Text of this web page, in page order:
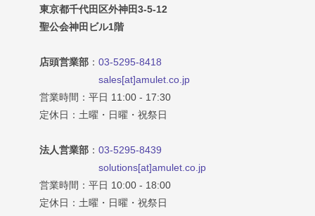
東京都千代田区外神田3-5-12
聖公会神田ビル1階
店頭営業部 ： 03-5295-8418
sales[at]amulet.co.jp
営業時間：平日 11:00 - 17:30
定休日：土曜・日曜・祝祭日
法人営業部 ： 03-5295-8439
solutions[at]amulet.co.jp
営業時間：平日 10:00 - 18:00
定休日：土曜・日曜・祝祭日